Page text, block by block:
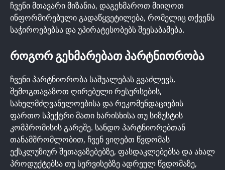
ჩვენი მთავარი მიზანია, დაგეხმაროთ მიიღოთ
ინფორმირებული გადაწყვეტილება, რომელიც თქვენს
საჭიროებებსა და უპირატესობებს შეესაბამება.
ᲠᲝᲒᲝᲠ ᲒᲔᲮᲛᲐᲠᲔᲑᲐᲗ ᲞᲐᲠᲢᲜᲘᲝᲠᲝᲑᲐ
ჩვენი პარტნიორობა საშუალებას გვაძლევს,
შემოგთავაზოთ ღირებული რესურსების,
სახელმძღვანელოებისა და რეკომენდაციების
ფართო სპექტრი მათი ხარისხისა თუ სიზუსტის
კომპრომისის გარეშე. სანდო პარტნიორებთან
თანამშრომლობით, ჩვენ ვიღებთ წვდომას
ექსკლუზიურ შეთავაზებებზე, ფასდაკლებებსა და ახალ
პროდუქტებსა თუ სერვისებზე ადრეულ წვდომაზე,